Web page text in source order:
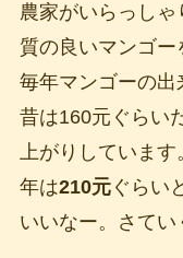
農家がいらっし
質の良いマンゴー
毎年マンゴーの出
昔は160元ぐらい
上がりしていま
年は210元ぐらい
いいなー。さてい